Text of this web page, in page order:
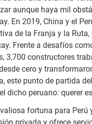
aunque haya mil
En 2019, China y el
de la Franja y la
Frente a desafíos
3,700 constructores
cero y
este punto de partida
dicho peruano: querer
fortuna para Perú